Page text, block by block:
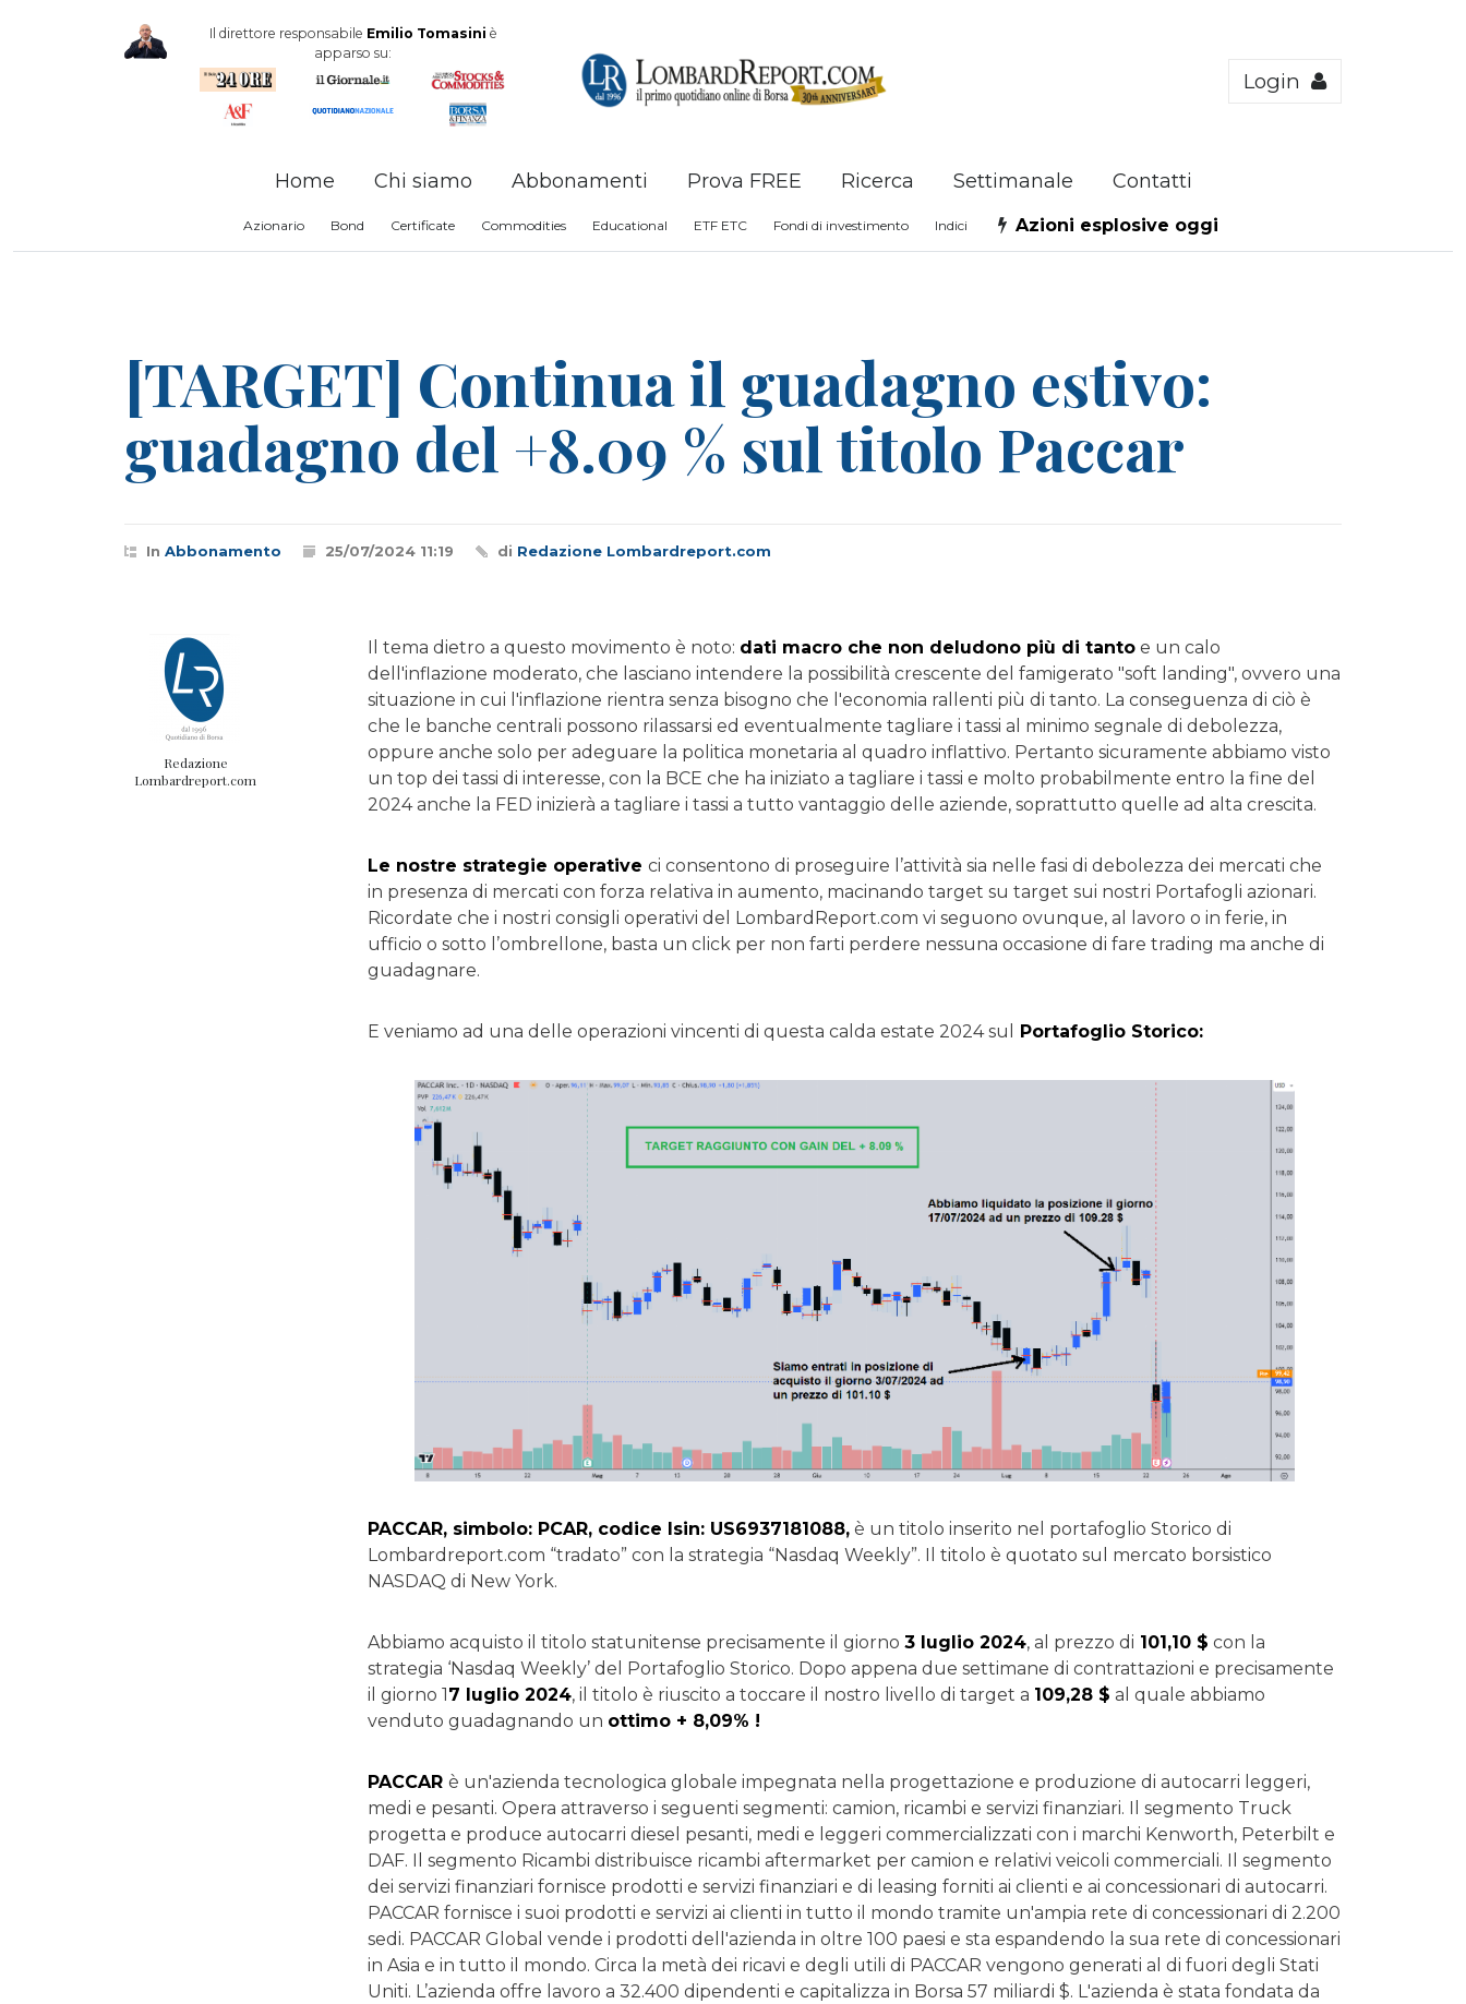
Il direttore responsabile Emilio Tomasini è
apparso su:
Login
Home Chi siamo Abbonamenti Prova FREE Ricerca Settimanale Contatti
Azionario Bond Certificate Commodities Educational ETF ETC Fondi di investimento Indici Azioni esplosive oggi
[TARGET] Continua il guadagno estivo:
guadagno del +8.09 % sul titolo Paccar
In Abbonamento 25/07/2024 11:19 di Redazione Lombardreport.com
Il tema dietro a questo movimento è noto: dati macro che non deludono più di tanto e un calo
dell'inflazione moderato, che lasciano intendere la possibilità crescente del famigerato "soft landing", ovvero una
situazione in cui l'inflazione rientra senza bisogno che l'economia rallenti più di tanto. La conseguenza di ciò è
che le banche centrali possono rilassarsi ed eventualmente tagliare i tassi al minimo segnale di debolezza,
oppure anche solo per adeguare la politica monetaria al quadro inflattivo. Pertanto sicuramente abbiamo visto
un top dei tassi di interesse, con la BCE che ha iniziato a tagliare i tassi e molto probabilmente entro la fine del
2024 anche la FED inizierà a tagliare i tassi a tutto vantaggio delle aziende, soprattutto quelle ad alta crescita.
Le nostre strategie operativeci consentono di proseguire l’attività sia nelle fasi di debolezza dei mercati che
in presenza di mercati con forza relativa in aumento, macinando target su target sui nostri Portafogli azionari.
Ricordate che i nostri consigli operativi del LombardReport.com vi seguono ovunque, al lavoro o in ferie, in
ufficio o sotto l’ombrellone, basta un click per non farti perdere nessuna occasione di fare trading ma anche di
guadagnare.
E veniamo ad una delle operazioni vincenti di questa calda estate 2024 sul Portafoglio Storico:
PACCAR, simbolo: PCAR, codice Isin: US6937181088, è un titolo inserito nel portafoglio Storico di
Lombardreport.com “tradato” con la strategia “Nasdaq Weekly”. Il titolo è quotato sul mercato borsistico
NASDAQ di New York.
Abbiamo acquisto il titolo statunitense precisamente il giorno3 luglio 2024, al prezzo di 101,10 $ con la
strategia ‘Nasdaq Weekly’ del Portafoglio Storico. Dopo appena due settimane di contrattazioni e precisamente
il giorno 1 7 luglio 2024, il titolo è riuscito a toccare il nostro livello di target a 109,28 $ al quale abbiamo
venduto guadagnando un ottimo + 8,09% !
PACCARè un'azienda tecnologica globale impegnata nella progettazione e produzione di autocarri leggeri,
medi e pesanti. Opera attraverso i seguenti segmenti: camion, ricambi e servizi finanziari. Il segmento Truck
progetta e produce autocarri diesel pesanti, medi e leggeri commercializzati con i marchi Kenworth, Peterbilt e
DAF. Il segmento Ricambi distribuisce ricambi aftermarket per camion e relativi veicoli commerciali. Il segmento
dei servizi finanziari fornisce prodotti e servizi finanziari e di leasing forniti ai clienti e ai concessionari di autocarri.
PACCAR fornisce i suoi prodotti e servizi ai clienti in tutto il mondo tramite un'ampia rete di concessionari di 2.200
sedi. PACCAR Global vende i prodotti dell'azienda in oltre 100 paesi e sta espandendo la sua rete di concessionari
in Asia e in tutto il mondo. Circa la metà dei ricavi e degli utili di PACCAR vengono generati al di fuori degli Stati
Uniti. L’azienda offre lavoro a 32.400 dipendenti e capitalizza in Borsa 57 miliardi $. L'azienda è stata fondata da
Redazione
Lombardreport.com